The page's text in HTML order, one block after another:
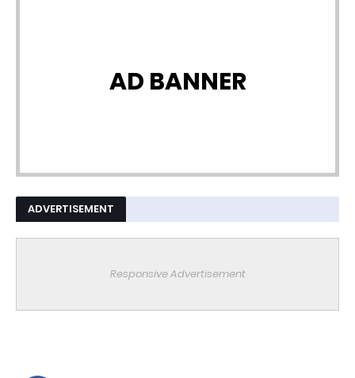
AD BANNER
ADVERTISEMENT
Responsive Advertisement